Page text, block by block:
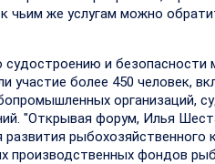
же услугам можно
и безопасности
участие более 450 человек,
организаций,
"Открывая форум, Илья
рыбохозяйственного
производственных фондов